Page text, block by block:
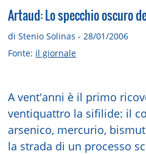
Artaud: Lo specchio oscuro
di Stenio Solinas - 28/01/2006
Fonte: il giornale
A vent'anni è il primo
ventiquattro la sifilide: il
arsenico, mercurio,
la strada di un processo